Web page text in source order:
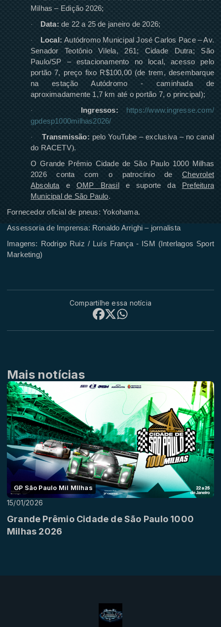
Milhas – Edição 2026;
· Data: de 22 a 25 de janeiro de 2026;
· Local: Autódromo Municipal José Carlos Pace – Av.
Senador Teotônio Vilela, 261; Cidade Dutra; São
Paulo/SP – estacionamento no local, acesso pelo
portão 7, preço fixo R$100,00 (de trem, desembarque
na estação Autódromo - caminhada de
aproximadamente 1,7 km até o portão 7, o principal);
· Ingressos: https://www.ingresse.com/
gpdesp1000milhas2026/
· Transmissão: pelo YouTube – exclusiva – no canal
do RACETV).
O Grande Prêmio Cidade de São Paulo 1000 Milhas
2026 conta com o patrocínio deChevrolet
Absoluta e OMP Brasil e suporte da
Prefeitura
Municipal de São Paulo.
Fornecedor oficial de pneus: Yokohama.
Assessoria de Imprensa: Ronaldo Arrighi – jornalista
Imagens: Rodrigo Ruiz / Luís França - ISM (Interlagos Sport
Marketing)
Compartilhe essa notícia
Mais notícias
GP São Paulo Mil MIlhas
15/01/2026
Grande Prêmio Cidade de São Paulo 1000
Milhas 2026